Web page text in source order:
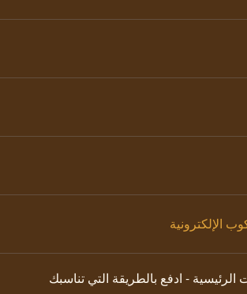
الإلكترونية
الرئيسية - ادفع بالطريقة التي تناسبك